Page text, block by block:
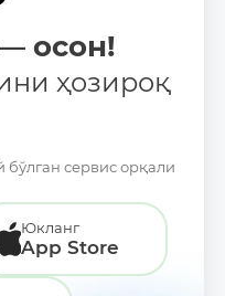
осон!
ҳозироқ
бўлган сервис орқали
Юкланг
App Store